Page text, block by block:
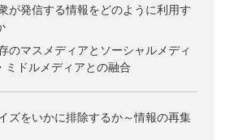
が発信する情報をどのように利用す
のマスメディアとソーシャルメディ
ミドルメディアとの融合
ズをいかに排除するか～情報の再集